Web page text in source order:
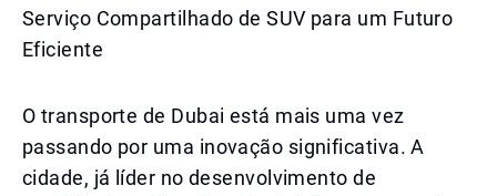
Serviço Compartilhado de SUV para um Futuro
Eficiente
O transporte de Dubai está mais uma vez
passando por uma inovação significativa. A
cidade, já líder no desenvolvimento de